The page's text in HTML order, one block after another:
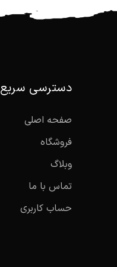
دسترسی سریع
صفحه اصلی
فروشگاه
وبلاگ
تماس با ما
حساب کاربری